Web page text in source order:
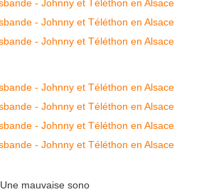
Une mauvaise sono